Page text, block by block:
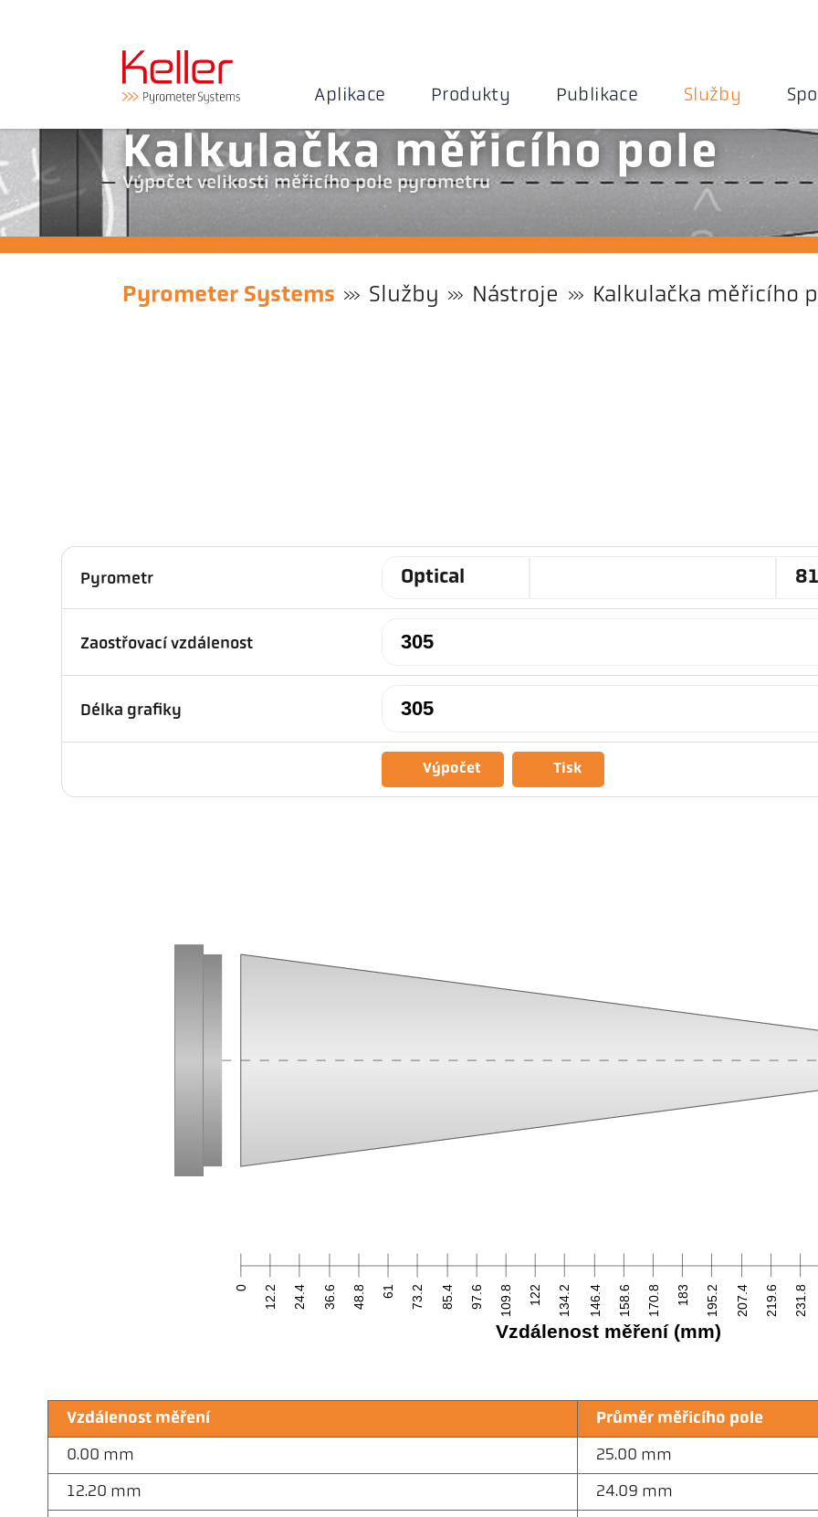
Aplikace Produkty Publikace Služby
Kalkulačka měřicího pole
Výpočet velikosti měřicího pole pyrometru
Pyrometer Systems Služby Nástroje Kalkulačka měřicího
Pyrometr Optical 81
Zaostřovací vzdálenost
Délka grafiky
Výpočet Tisk
Vzdálenost měření (mm)
0 12.2 24.4 36.6 48.8 61 73.2 85.4 97.6 109.8 122 134.2 146.4 158.6 170.8 183 195.2 207.4 219.6 231.8
Vzdálenost měření Průměr měřicího pole
0.00 mm 25.00 mm
12.20 mm 24.09 mm